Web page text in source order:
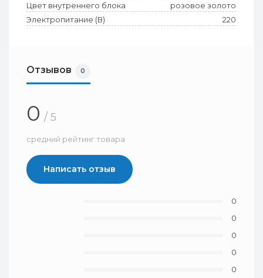
Цвет внутреннего блока
розовое золото
Электропитание (В)
220
Отзывов 0
0 / 5
средний рейтинг товара
Написать отзыв
0
0
0
0
0